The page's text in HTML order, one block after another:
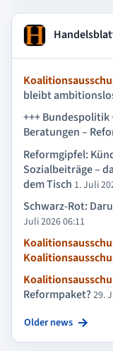
bleibt
+++ Bundespolitik
Beratungen –
Reformgipfel:
Sozialbeiträge –
dem Tisch 1. Juli
Schwarz-Rot:
Juli 2026 06:11
Reformpaket?29.
Older news